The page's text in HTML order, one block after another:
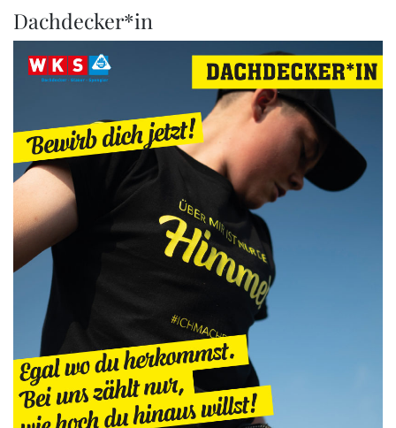
Dachdecker*in